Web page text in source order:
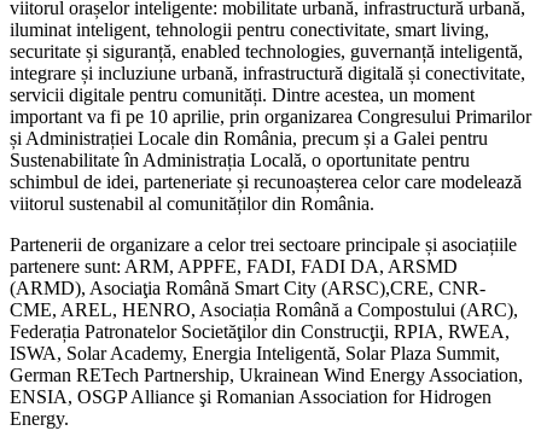
viitorul orașelor inteligente: mobilitate urbană, infrastructură urbană,
iluminat inteligent, tehnologii pentru conectivitate, smart living,
securitate și siguranță, enabled technologies, guvernanță inteligentă,
integrare și incluziune urbană, infrastructură digitală și conectivitate,
servicii digitale pentru comunități. Dintre acestea, un moment
important va fi pe 10 aprilie, prin organizarea Congresului Primarilor
și Administrației Locale din România, precum și a Galei pentru
Sustenabilitate în Administrația Locală, o oportunitate pentru
schimbul de idei, parteneriate și recunoașterea celor care modelează
viitorul sustenabil al comunităților din România.
Partenerii de organizare a celor trei sectoare principale și asociațiile
partenere sunt: ARM, APPFE, FADI, FADI DA, ARSMD
(ARMD), Asociaţia Română Smart City (ARSC),CRE, CNR-
CME, AREL, HENRO, Asociația Română a Compostului (ARC),
Federația Patronatelor Societăţilor din Construcţii, RPIA, RWEA,
ISWA, Solar Academy, Energia Inteligentă, Solar Plaza Summit,
German RETech Partnership, Ukrainean Wind Energy Association,
ENSIA, OSGP Alliance şi Romanian Association for Hidrogen
Energy.